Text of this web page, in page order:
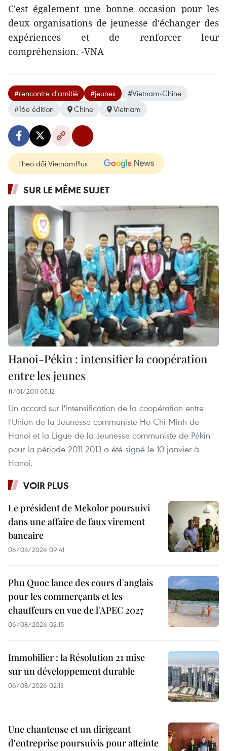
C'est également une bonne occasion pour les
deux organisations de jeunesse d'échanger des
expériences et de renforcer leur
compréhension. -VNA
#rencontre d'amitié #jeunes
#Vietnam-Chine
#16e édition
Chine Vietnam
Theo dõi VietnamPlus
SUR LE MÊME SUJET
Hanoi-Pékin : intensifier la coopération
entre les jeunes
11/01/2011 05:12
Un accord sur l'intensification de la coopération entre
l'Union de la Jeunesse communiste Ho Chi Minh de
Hanoi et la Ligue de la Jeunesse communiste de Pékin
pour la période 2011-2013 a été signé le 10 janvier à
Hanoi.
VOIR PLUS
Le président de Mekolor poursuivi
dans une affaire de faux virement
bancaire
06/08/2026 09:41
Phu Quoc lance des cours d'anglais
pour les commerçants et les
chauffeurs en vue de l'APEC 2027
06/08/2026 02:15
Immobilier : la Résolution 21 mise
sur un développement durable
06/08/2026 02:13
Une chanteuse et un dirigeant
d'entreprise poursuivis pour atteinte